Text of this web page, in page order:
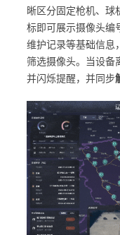
晰区分固定枪机、球
标即可展示摄像头编
维护记录等基础信息
筛选摄像头。当设备
并闪烁提醒，并同步